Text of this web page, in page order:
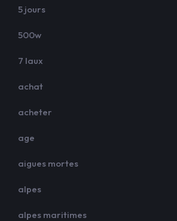
5 jours
500w
7 laux
achat
acheter
age
aigues mortes
alpes
alpes maritimes